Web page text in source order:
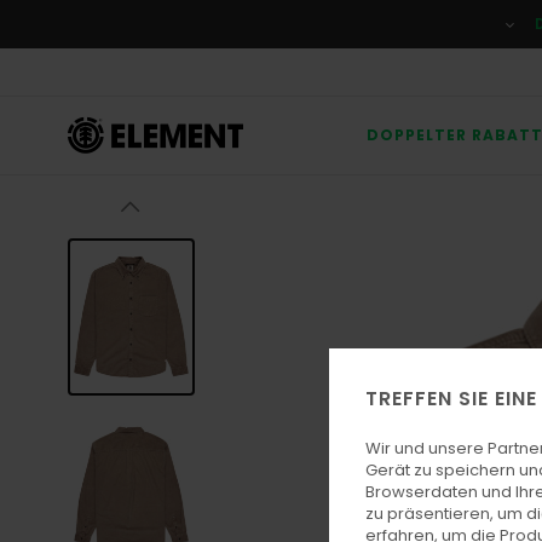
Produktinformation
DOPPELTER RABATT
TREFFEN SIE
Wir und unsere
Gerät zu speichern
Browserdaten und
zu präsentieren, um
erfahren, um die